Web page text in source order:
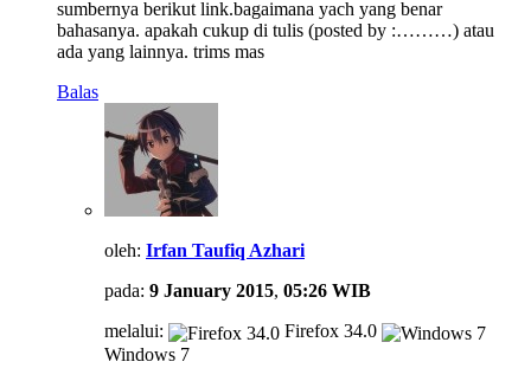
sumbernya berikut link.bagaimana yach yang benar
bahasanya. apakah cukup di tulis (posted by :………) atau
ada yang lainnya. trims mas
Balas
oleh: Irfan Taufiq Azhari
pada: 9 January 2015, 05:26 WIB
melalui:
Firefox 34.0
Windows 7